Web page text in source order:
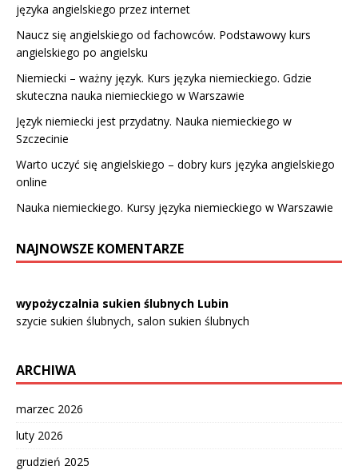
języka angielskiego przez internet
Naucz się angielskiego od fachowców. Podstawowy kurs
angielskiego po angielsku
Niemiecki – ważny język. Kurs języka niemieckiego. Gdzie
skuteczna nauka niemieckiego w Warszawie
Język niemiecki jest przydatny. Nauka niemieckiego w
Szczecinie
Warto uczyć się angielskiego – dobry kurs języka angielskiego
online
Nauka niemieckiego. Kursy języka niemieckiego w Warszawie
NAJNOWSZE KOMENTARZE
wypożyczalnia sukien ślubnych Lubin
szycie sukien ślubnych, salon sukien ślubnych
ARCHIWA
marzec 2026
luty 2026
grudzień 2025